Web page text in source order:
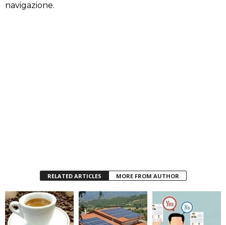
navigazione.
RELATED ARTICLES MORE FROM AUTHOR